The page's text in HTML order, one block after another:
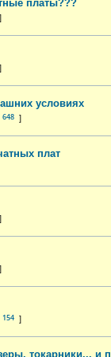
платы???
условиях
648
плат
154
токарники... и